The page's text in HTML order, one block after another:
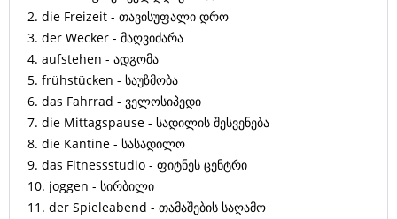
2. die Freizeit - თავისუფალი დრო
3. der Wecker - მაღვიძარა
4. aufstehen - ადგომა
5. frühstücken - საუზმობა
6. das Fahrrad - ველოსიპედი
7. die Mittagspause - სადილის შესვენება
8. die Kantine - სასადილო
9. das Fitnessstudio - ფიტნეს ცენტრი
10. joggen - სირბილი
11. der Spieleabend - თამაშების საღამო